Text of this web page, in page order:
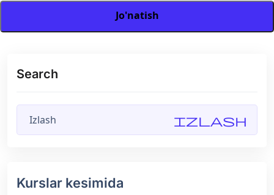
Jo'natish
Search
Izlash
Kurslar kesimida